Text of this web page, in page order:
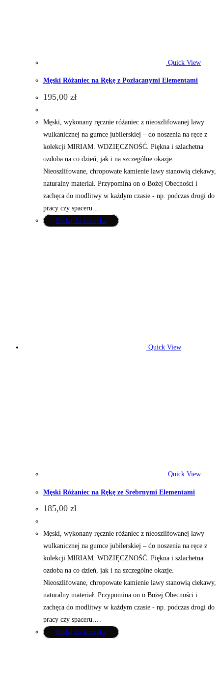
Quick View
Męski Różaniec na Rękę z Pozłacanymi Elementami
195,00 zł
Męski, wykonany ręcznie różaniec z nieoszlifowanej lawy
wulkanicznej na gumce jubilerskiej – do noszenia na ręce z
kolekcji MIRIAM. WDZIĘCZNOŚĆ. Piękna i szlachetna
ozdoba na co dzień, jak i na szczególne okazje.
Nieoszlifowane, chropowate kamienie lawy stanowią ciekawy,
naturalny materiał. Przypomina on o Bożej Obecności i
zachęca do modlitwy w każdym czasie - np. podczas drogi do
pracy czy spaceru.…
Dodaj do koszyka
Quick View
Quick View
Męski Różaniec na Rękę ze Srebrnymi Elementami
185,00 zł
Męski, wykonany ręcznie różaniec z nieoszlifowanej lawy
wulkanicznej na gumce jubilerskiej – do noszenia na ręce z
kolekcji MIRIAM. WDZIĘCZNOŚĆ. Piękna i szlachetna
ozdoba na co dzień, jak i na szczególne okazje.
Nieoszlifowane, chropowate kamienie lawy stanowią ciekawy,
naturalny materiał. Przypomina on o Bożej Obecności i
zachęca do modlitwy w każdym czasie - np. podczas drogi do
pracy czy spaceru.…
Dodaj do koszyka